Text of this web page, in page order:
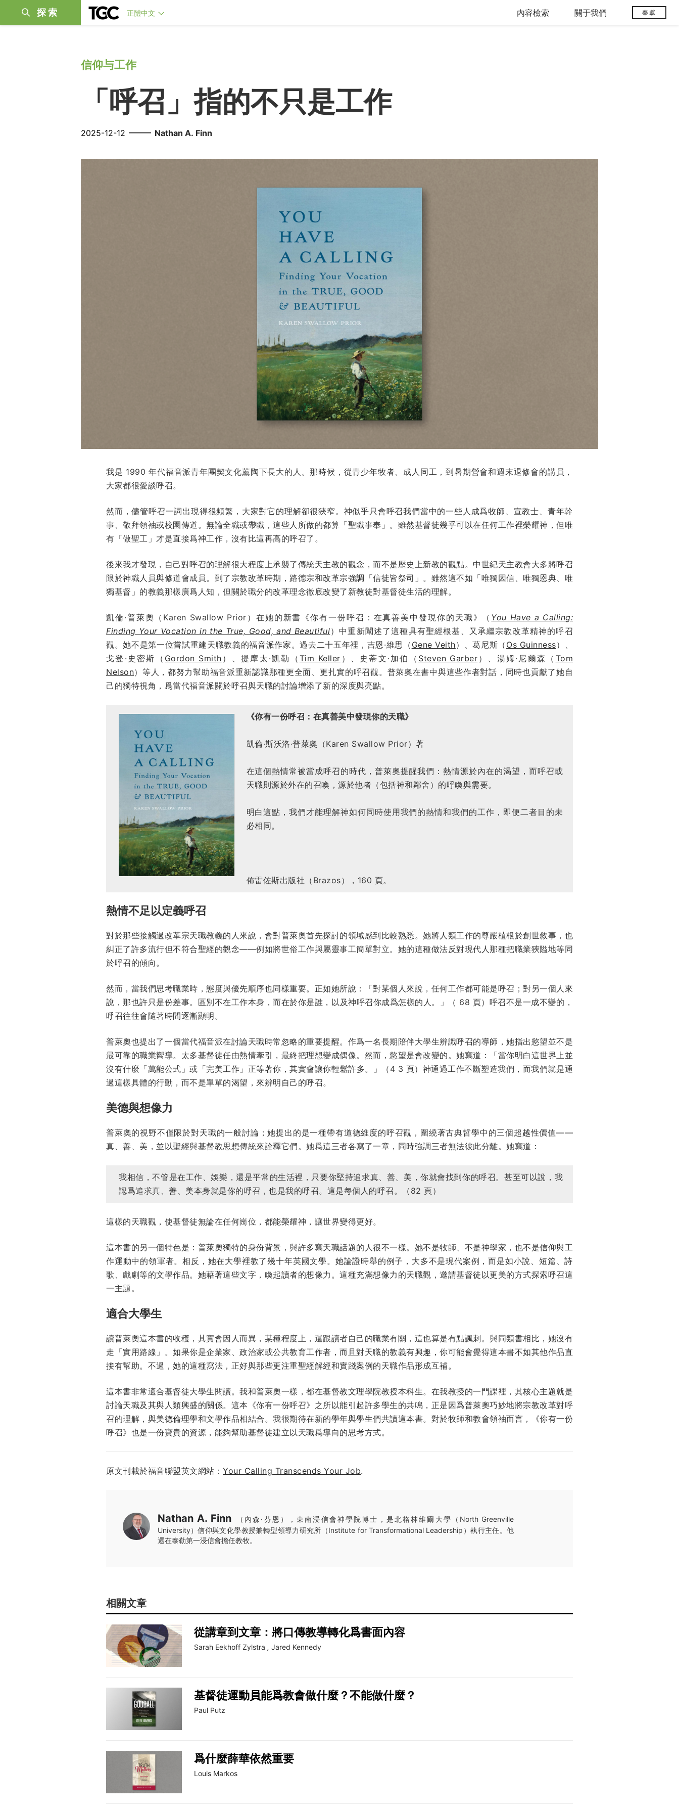
探索 正體中文 內容檢索 關于我們 奉獻
信仰与工作
「呼召」指的不只是工作
2025-12-12 —— Nathan A. Finn
我是 1990 年代福音派青年團契文化薰陶下長大的人。那時候，從青少年牧者、成人同工，到暑期營會和週末退修會的講員，
大家都很愛談呼召。
然而，儘管呼召一詞出現得很頻繁，大家對它的理解卻很狹窄。神似乎只會呼召我們當中的一些人成爲牧師、宣教士、青年幹
事、敬拜領袖或校園傳道。無論全職或帶職，這些人所做的都算「聖職事奉」。雖然基督徒幾乎可以在任何工作裡榮耀神，但唯
有「做聖工」才是直接爲神工作，沒有比這再高的呼召了。
後來我才發現，自己對呼召的理解很大程度上承襲了傳統天主教的觀念，而不是歷史上新教的觀點。中世紀天主教會大多將呼召
限於神職人員與修道會成員。到了宗教改革時期，路德宗和改革宗強調「信徒皆祭司」。雖然這不如「唯獨因信、唯獨恩典、唯
獨基督」的教義那樣廣爲人知，但關於職分的改革理念徹底改變了新教徒對基督徒生活的理解。
凱倫·普萊奧（Karen Swallow Prior）在她的新書《你有一份呼召：在真善美中發現你的天職》（ You Have a Calling:
Finding Your Vocation in the True, Good, and Beautiful）中重新闡述了這種具有聖經根基、又承繼宗教改革精神的呼召
觀。她不是第一位嘗試重建天職教義的福音派作家。過去二十五年裡，吉恩·維思（ Gene Veith）、葛尼斯（ Os Guinness）、
戈登·史密斯（ Gordon Smith ）、提摩太·凱勒（ Tim Keller ）、史蒂文·加伯（ Steven Garber ）、湯姆·尼爾森（ Tom
Nelson）等人，都努力幫助福音派重新認識那種更全面、更扎實的呼召觀。普萊奧在書中與這些作者對話，同時也貢獻了她自
己的獨特視角，爲當代福音派關於呼召與天職的討論增添了新的深度與亮點。
《你有一份呼召：在真善美中發現你的天職》
凱倫·斯沃洛·普萊奧（Karen Swallow Prior）著
在這個熱情常被當成呼召的時代，普萊奧提醒我們：熱情源於內在的渴望，而呼召或
天職則源於外在的召喚，源於他者（包括神和鄰舍）的呼喚與需要。
明白這點，我們才能理解神如何同時使用我們的熱情和我們的工作，即便二者目的未
必相同。
佈雷佐斯出版社（Brazos），160 頁。
熱情不足以定義呼召
對於那些接觸過改革宗天職教義的人來說，會對普萊奧首先探討的領域感到比較熟悉。她將人類工作的尊嚴植根於創世敘事，也
糾正了許多流行但不符合聖經的觀念——例如將世俗工作與屬靈事工簡單對立。她的這種做法反對現代人那種把職業狹隘地等同
於呼召的傾向。
然而，當我們思考職業時，態度與優先順序也同樣重要。正如她所說：「對某個人來說，任何工作都可能是呼召；對另一個人來
說，那也許只是份差事。區別不在工作本身，而在於你是誰，以及神呼召你成爲怎樣的人。」（ 68 頁）呼召不是一成不變的，
呼召往往會隨著時間逐漸顯明。
普萊奧也提出了一個當代福音派在討論天職時常忽略的重要提醒。作爲一名長期陪伴大學生辨識呼召的導師，她指出慾望並不是
最可靠的職業嚮導。太多基督徒任由熱情牽引，最終把理想變成偶像。然而，慾望是會改變的。她寫道：「當你明白這世界上並
沒有什麼「萬能公式」或「完美工作」正等著你，其實會讓你輕鬆許多。」（4 3 頁）神通過工作不斷塑造我們，而我們就是通
過這樣具體的行動，而不是單單的渴望，來辨明自己的呼召。
美德與想像力
普萊奧的視野不僅限於對天職的一般討論；她提出的是一種帶有道德維度的呼召觀，圍繞著古典哲學中的三個超越性價值——
真、善、美，並以聖經與基督教思想傳統來詮釋它們。她爲這三者各寫了一章，同時強調三者無法彼此分離。她寫道：
我相信，不管是在工作、娛樂，還是平常的生活裡，只要你堅持追求真、善、美，你就會找到你的呼召。甚至可以說，我
認爲追求真、善、美本身就是你的呼召，也是我的呼召。這是每個人的呼召。（82 頁）
這樣的天職觀，使基督徒無論在任何崗位，都能榮耀神，讓世界變得更好。
這本書的另一個特色是：普萊奧獨特的身份背景，與許多寫天職話題的人很不一樣。她不是牧師、不是神學家，也不是信仰與工
作運動中的領軍者。相反，她在大學裡教了幾十年英國文學。她論證時舉的例子，大多不是現代案例，而是如小說、短篇、詩
歌、戲劇等的文學作品。她藉著這些文字，喚起讀者的想像力。這種充滿想像力的天職觀，邀請基督徒以更美的方式探索呼召這
一主題。
適合大學生
讀普萊奧這本書的收穫，其實會因人而異，某種程度上，還跟讀者自己的職業有關，這也算是有點諷刺。與同類書相比，她沒有
走「實用路線」。如果你是企業家、政治家或公共教育工作者，而且對天職的教義有興趣，你可能會覺得這本書不如其他作品直
接有幫助。不過，她的這種寫法，正好與那些更注重聖經解經和實踐案例的天職作品形成互補。
這本書非常適合基督徒大學生閱讀。我和普萊奧一樣，都在基督教文理學院教授本科生。在我教授的一門課裡，其核心主題就是
討論天職及其與人類興盛的關係。這本《你有一份呼召》之所以能引起許多學生的共鳴，正是因爲普萊奧巧妙地將宗教改革對呼
召的理解，與美德倫理學和文學作品相結合。我很期待在新的學年與學生們共讀這本書。對於牧師和教會領袖而言，《你有一份
呼召》也是一份寶貴的資源，能夠幫助基督徒建立以天職爲導向的思考方式。
原文刊載於福音聯盟英文網站： Your Calling Transcends Your Job.
Nathan A. Finn
（內森·芬恩），東南浸信會神學院博士，是北格林維爾大學（North Greenville
University）信仰與文化學教授兼轉型領導力研究所（Institute for Transformational Leadership）執行主任。他
還在泰勒第一浸信會擔任教牧。
相關文章
從講章到文章：將口傳教導轉化爲書面內容
Sarah Eekhoff Zylstra , Jared Kennedy
基督徒運動員能爲教會做什麼？不能做什麼？
Paul Putz
爲什麼薛華依然重要
Louis Markos